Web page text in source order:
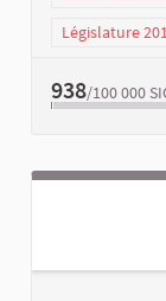
Législature
938/100 000